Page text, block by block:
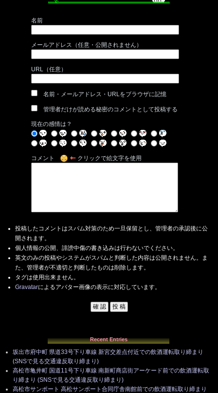
名前
メールアドレス（任意・公開されません）
URL（任意）
名前・メールアドレス・URLをブラウザに記憶
管理者だけが読める秘密のコメントとして投稿する
現在の感情は？
コメント クリックで絵文字を使用
投稿したコメントはスパム対策のため一旦保留とし、管理者の承認後に公
開されます。
個人情報の公開、誹謗中傷の書き込みは行わないでください。
英文のみの投稿やシステムがスパムと判断した内容は公開されません。ま
た、管理者が不適切と判断したものは削除します。
タグは使用出来ません。
Gravatarによるアバター画像の表示に対応しています。
Recent Entries
坂出市府中町 県道33号下り車線 新宮交差点付近での飲酒運転取り締まり
(SNSで見る交通違反取り締まり)
高松市亀井町 国道11号下り車線 南新町商店街アーケード前での飲酒運転取
り締まり (SNSで見る交通違反取り締まり)
高松市サンポート 高松サンポート合同庁舎南館前での飲酒運転取り締まり